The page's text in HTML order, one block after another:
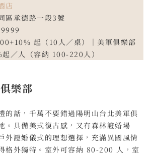
店
區承德路一段3號
起（10人／桌）｜美軍俱樂部
／人（容納 100-220人）
樂部
的話，千萬不要錯過陽明山台北美軍俱
。具備美式復古感，又有森林證婚場
外證婚儀式的理想選擇，充滿異國風情
格外獨特。室外可容納 80-200 人，室